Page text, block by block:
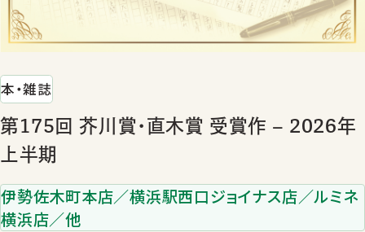
本・雑誌
第175回 芥川賞･直木賞 受賞作 – 2026年
上半期
伊勢佐木町本店／横浜駅西口ジョイナス店／ルミネ
横浜店／他